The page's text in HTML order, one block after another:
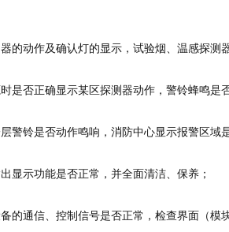
的动作及确认灯的显示，试验烟、温感探测
是否正确显示某区探测器动作，警铃蜂鸣是
警铃是否动作鸣响，消防中心显示报警区域
显示功能是否正常，并全面清洁、保养；
的通信、控制信号是否正常，检查界面（模